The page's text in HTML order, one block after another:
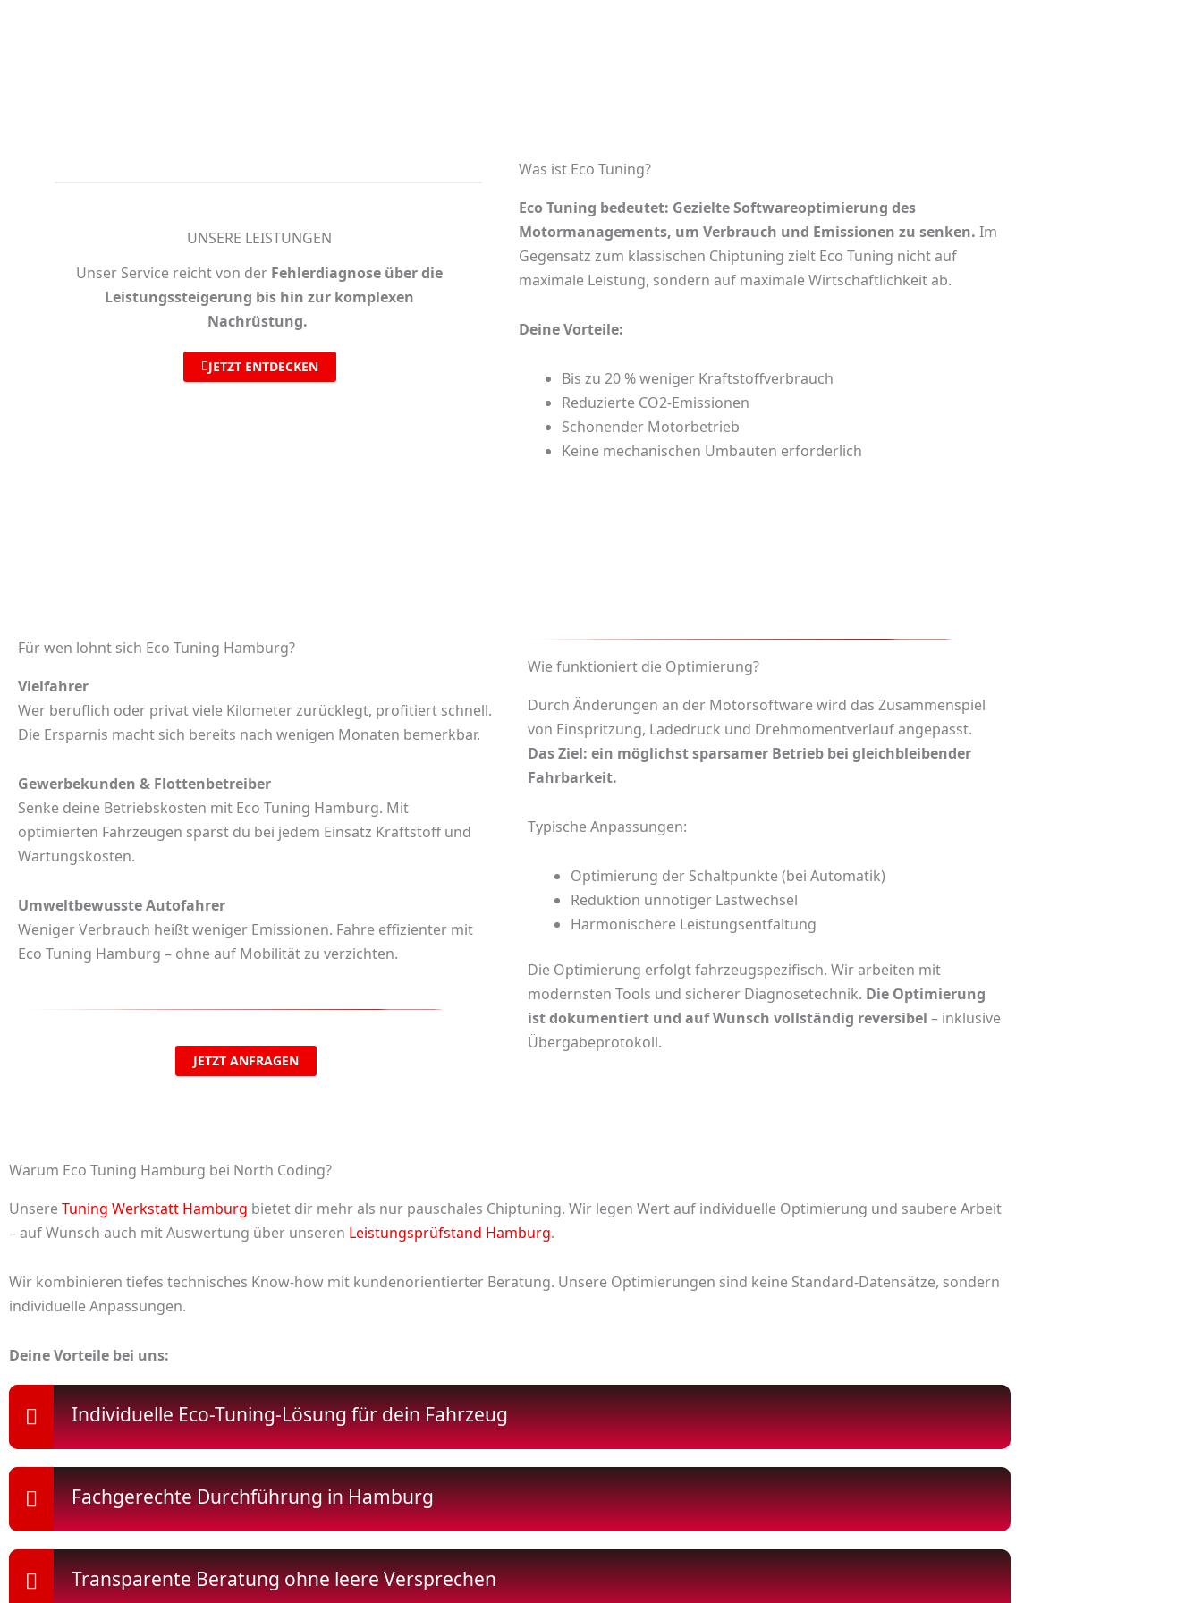
UNSERE LEISTUNGEN
Unser Service reicht von der Fehlerdiagnose über die
Leistungssteigerung bis hin zur komplexen
Nachrüstung.
JETZT ENTDECKEN
Was ist Eco Tuning?
Eco Tuning bedeutet: Gezielte Softwareoptimierung des
Motormanagements, um Verbrauch und Emissionen zu senken. Im
Gegensatz zum klassischen Chiptuning zielt Eco Tuning nicht auf
maximale Leistung, sondern auf maximale Wirtschaftlichkeit ab.
Deine Vorteile:
Bis zu 20 % weniger Kraftstoffverbrauch
Reduzierte CO2-Emissionen
Schonender Motorbetrieb
Keine mechanischen Umbauten erforderlich
Für wen lohnt sich Eco Tuning Hamburg?
Vielfahrer
Wer beruflich oder privat viele Kilometer zurücklegt, profitiert schnell.
Die Ersparnis macht sich bereits nach wenigen Monaten bemerkbar.
Gewerbekunden & Flottenbetreiber
Senke deine Betriebskosten mit Eco Tuning Hamburg. Mit
optimierten Fahrzeugen sparst du bei jedem Einsatz Kraftstoff und
Wartungskosten.
Umweltbewusste Autofahrer
Weniger Verbrauch heißt weniger Emissionen. Fahre effizienter mit
Eco Tuning Hamburg – ohne auf Mobilität zu verzichten.
JETZT ANFRAGEN
Wie funktioniert die Optimierung?
Durch Änderungen an der Motorsoftware wird das Zusammenspiel
von Einspritzung, Ladedruck und Drehmomentverlauf angepasst.
Das Ziel: ein möglichst sparsamer Betrieb bei gleichbleibender
Fahrbarkeit.
Typische Anpassungen:
Optimierung der Schaltpunkte (bei Automatik)
Reduktion unnötiger Lastwechsel
Harmonischere Leistungsentfaltung
Die Optimierung erfolgt fahrzeugspezifisch. Wir arbeiten mit
modernsten Tools und sicherer Diagnosetechnik. Die Optimierung
ist dokumentiert und auf Wunsch vollständig reversibel – inklusive
Übergabeprotokoll.
Warum Eco Tuning Hamburg bei North Coding?
UnsereTuning Werkstatt Hamburg bietet dir mehr als nur pauschales Chiptuning. Wir legen Wert auf individuelle Optimierung und saubere Arbeit
– auf Wunsch auch mit Auswertung über unseren Leistungsprüfstand Hamburg.
Wir kombinieren tiefes technisches Know-how mit kundenorientierter Beratung. Unsere Optimierungen sind keine Standard-Datensätze, sondern
individuelle Anpassungen.
Deine Vorteile bei uns:
Individuelle Eco-Tuning-Lösung für dein Fahrzeug
Fachgerechte Durchführung in Hamburg
Transparente Beratung ohne leere Versprechen